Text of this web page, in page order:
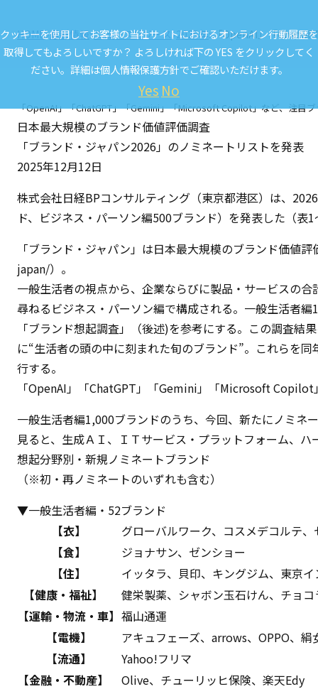
HOME 最新情報 ニュースリリース 2025年 「OpenAI」「
「OpenAI」「ChatGPT」「Gemini」「Microsoft Copilot」など、注目
日本最大規模のブランド価値評価調査
「ブランド・ジャパン2026」のノミネートリストを発表
2025年12月12日
株式会社日経BPコンサルティング（東京都港区）は、
ド、ビジネス・パーソン編500ブランド）を発表した（表
「ブランド・ジャパン」は日本最大規模のブランド価値
japan/）。
一般生活者の視点から、企業ならびに製品・サービスの
尋ねるビジネス・パーソン編で構成される。一般生活者
「ブランド想起調査」（後述)を参考にする。この調査
に“生活者の頭の中に刻まれた旬のブランド”。これらを
行する。
「OpenAI」「ChatGPT」「Gemini」「Microsoft
一般生活者編1,000ブランドのうち、今回、新たにノミネ
見ると、生成ＡＩ、ＩＴサービス・プラットフォーム、
想起分野別・新規ノミネートブランド
（※初・再ノミネートのいずれも含む）
▼一般生活者編・52ブランド
【衣】
グローバルワーク、コスメデコルテ
【食】
ジョナサン、ゼンショー
【住】
イッタラ、貝印、キングジム、東京
【健康・福祉】
健栄製薬、シャボン玉石けん、チョ
【運輸・物流・車】 福山通運
【電機】
アキュフェーズ、arrows、OPPO、
【流通】
Yahoo!フリマ
【金融・不動産】 Olive、チューリッヒ保険、楽天Edy
クッキーを使用してお客様の当社サイトにおけるオンライン行動履歴を
取得してもよろしいですか？ よろしければ下の YES をクリックしてく
ださい。詳細は個人情報保護方針でご確認いただけます。
Yes No